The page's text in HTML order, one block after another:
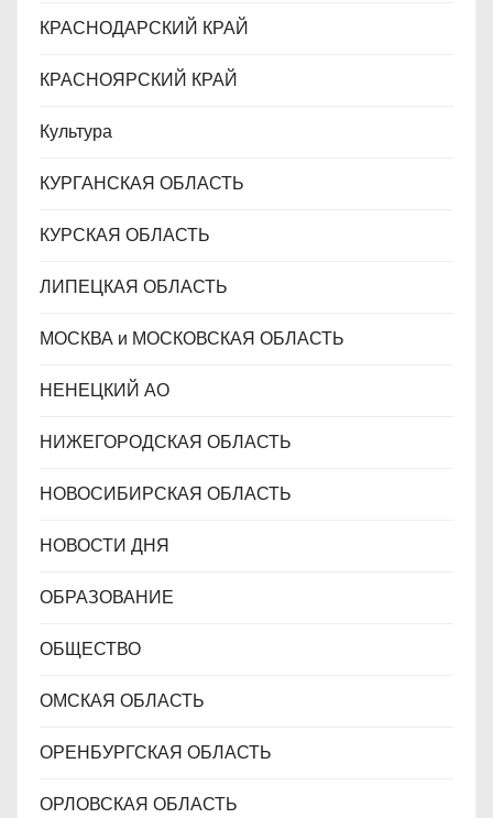
КРАСНОДАРСКИЙ КРАЙ
КРАСНОЯРСКИЙ КРАЙ
Культура
КУРГАНСКАЯ ОБЛАСТЬ
КУРСКАЯ ОБЛАСТЬ
ЛИПЕЦКАЯ ОБЛАСТЬ
МОСКВА и МОСКОВСКАЯ ОБЛАСТЬ
НЕНЕЦКИЙ АО
НИЖЕГОРОДСКАЯ ОБЛАСТЬ
НОВОСИБИРСКАЯ ОБЛАСТЬ
НОВОСТИ ДНЯ
ОБРАЗОВАНИЕ
ОБЩЕСТВО
ОМСКАЯ ОБЛАСТЬ
ОРЕНБУРГСКАЯ ОБЛАСТЬ
ОРЛОВСКАЯ ОБЛАСТЬ